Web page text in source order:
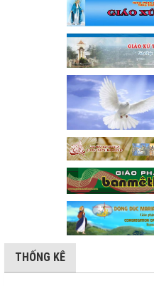
THỐNG KÊ